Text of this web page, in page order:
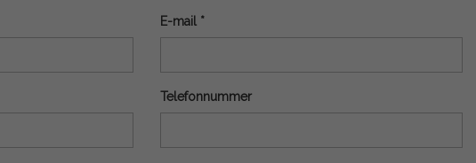
E-mail *
Telefonnummer